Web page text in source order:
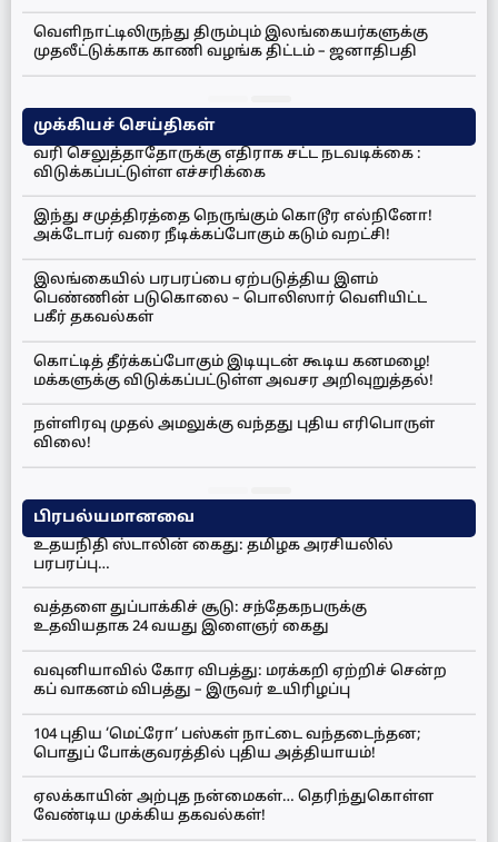
வெளிநாட்டிலிருந்து திரும்பும் இலங்கையர்களுக்கு
முதலீட்டுக்காக காணி வழங்க திட்டம் – ஜனாதிபதி
முக்கியச் செய்திகள்
வரி செலுத்தாதோருக்கு எதிராக சட்ட நடவடிக்கை :
விடுக்கப்பட்டுள்ள எச்சரிக்கை
இந்து சமுத்திரத்தை நெருங்கும் கொடூர எல்நினோ!
அக்டோபர் வரை நீடிக்கப்போகும் கடும் வறட்சி!
இலங்கையில் பரபரப்பை ஏற்படுத்திய இளம்
பெண்ணின் படுகொலை – பொலிஸார் வெளியிட்ட
பகீர் தகவல்கள்
கொட்டித் தீர்க்கப்போகும் இடியுடன் கூடிய கனமழை!
மக்களுக்கு விடுக்கப்பட்டுள்ள அவசர அறிவுறுத்தல்!
நள்ளிரவு முதல் அமலுக்கு வந்தது புதிய எரிபொருள்
விலை!
பிரபல்யமானவை
உதயநிதி ஸ்டாலின் கைது: தமிழக அரசியலில்
பரபரப்பு…
வத்தளை துப்பாக்கிச் சூடு: சந்தேகநபருக்கு
உதவியதாக 24 வயது இளைஞர் கைது
வவுனியாவில் கோர விபத்து: மரக்கறி ஏற்றிச் சென்ற
கப் வாகனம் விபத்து – இருவர் உயிரிழப்பு
104 புதிய ‘மெட்ரோ’ பஸ்கள் நாட்டை வந்தடைந்தன;
பொதுப் போக்குவரத்தில் புதிய அத்தியாயம்!
ஏலக்காயின் அற்புத நன்மைகள்… தெரிந்துகொள்ள
வேண்டிய முக்கிய தகவல்கள்!